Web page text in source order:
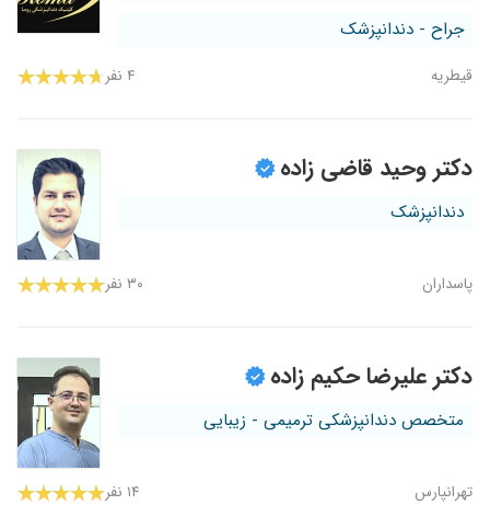
جراح - دندانپزشک
قیطریه ۴ نفر
دکتر وحید قاضی زاده
دندانپزشک
پاسداران ۳۰ نفر
دکتر علیرضا حکیم زاده
متخصص دندانپزشکی ترمیمی - زیبایی
تهرانپارس ۱۴ نفر